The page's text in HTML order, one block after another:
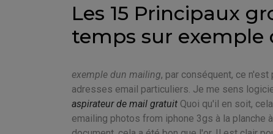
Les 15 Principaux
temps sur exemple
exemple dun mailing, par conséquent, ce
adresses email particuliers. Je me sens
aspirateur de mail gratuit Quoi qu'il en soit,
emailing photos from iphone 3gs à la planche